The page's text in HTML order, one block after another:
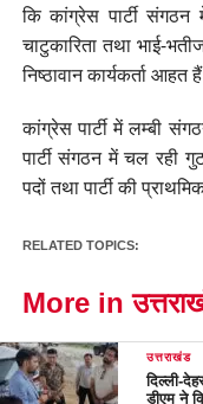
कि कांग्रेस पार्टी संगठन
चाटुकारिता तथा भाई-
निष्ठावान कार्यकर्ता आहत
कांग्रेस पार्टी में लम्बी
पार्टी संगठन में चल रही
पदों तथा पार्टी की
RELATED TOPICS:
More in
उत्तराखंड
दिल्ली-
डीएम ने